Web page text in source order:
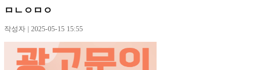
ㅁㄴㅇㅁㅇ
작성자 | 2025-05-15 15:55